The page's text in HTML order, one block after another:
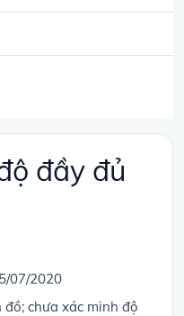
đầy đủ
07/2020
đồ; chưa xác minh độ